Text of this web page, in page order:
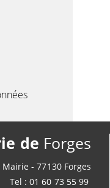
de Forges
- 77130 Forges
Tel : 01 60 73 55 99